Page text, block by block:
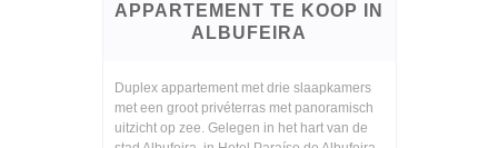
APPARTEMENT TE KOOP IN
ALBUFEIRA
Duplex appartement met drie slaapkamers
met een groot privéterras met panoramisch
uitzicht op zee. Gelegen in het hart van de